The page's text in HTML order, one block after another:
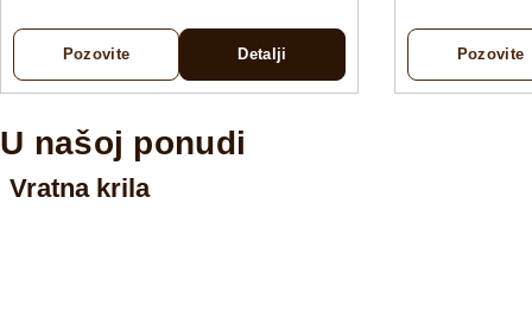
Pozovite Detalji Pozovite
U našoj ponudi
Vratna krila